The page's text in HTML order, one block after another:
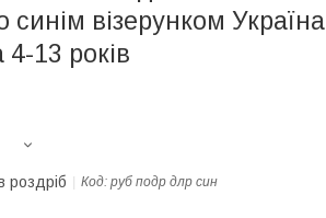
візерунком Україна
13 років
роздріб Код: руб подр длр син